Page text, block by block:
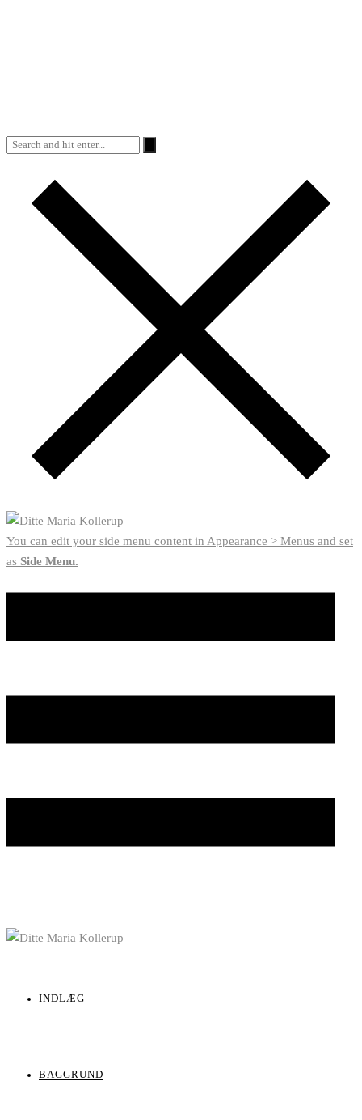
You can edit your side menu content in Appearance > Menus and set
as Side Menu.
INDLÆG
BAGGRUND